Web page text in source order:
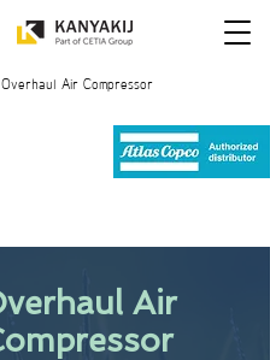
Overhaul Air Compressor
Air